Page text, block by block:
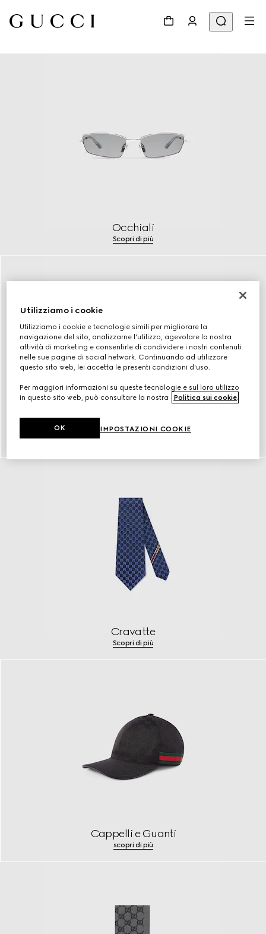
Occhiali
Scopri di più
Cinture
Cravatte
Scopri di più
Cappelli e Guanti
scopri di più
Utilizziamo i cookie
Utilizziamo i cookie e tecnologie simili per migliorare la
navigazione del sito, analizzarne l'utilizzo, agevolare la nostra
attività di marketing e consentirle di condividere i nostri contenuti
nelle sue pagine di social network. Continuando ad utilizzare
questo sito web, lei accetta le presenti condizioni d'uso.
Per maggiori informazioni su queste tecnologie e sul loro utilizzo
in questo sito web, può consultare la nostra
Politica sui cookie
IMPOSTAZIONI COOKIE
OK